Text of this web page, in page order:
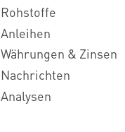
Rohstoffe
Anleihen
Währungen & Zinsen
Nachrichten
Analysen